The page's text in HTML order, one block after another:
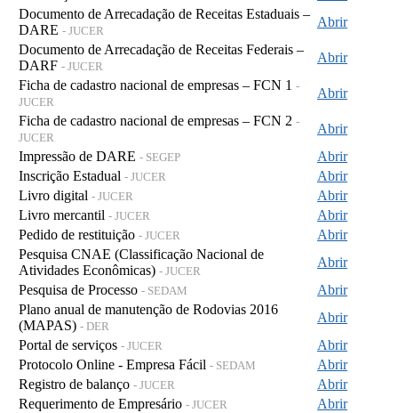
Documento de Arrecadação de Receitas Estaduais –
DARE - JUCER
Abrir
Documento de Arrecadação de Receitas Federais –
DARF - JUCER
Abrir
Ficha de cadastro nacional de empresas – FCN 1 -
JUCER
Abrir
Ficha de cadastro nacional de empresas – FCN 2 -
JUCER
Abrir
Impressão de DARE - SEGEP
Abrir
Inscrição Estadual - JUCER
Abrir
Livro digital - JUCER
Abrir
Livro mercantil - JUCER
Abrir
Pedido de restituição - JUCER
Abrir
Pesquisa CNAE (Classificação Nacional de
Atividades Econômicas) - JUCER
Abrir
Pesquisa de Processo - SEDAM
Abrir
Plano anual de manutenção de Rodovias 2016
(MAPAS) - DER
Abrir
Portal de serviços - JUCER
Abrir
Protocolo Online - Empresa Fácil - SEDAM
Abrir
Registro de balanço - JUCER
Abrir
Requerimento de Empresário - JUCER
Abrir